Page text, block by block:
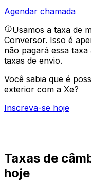
Agendar chamada
Usamos a taxa de
Conversor. Isso é
não pagará essa
taxas de envio.
Você sabia que é
exterior com a Xe?
Inscreva-se hoje
Taxas de
hoje